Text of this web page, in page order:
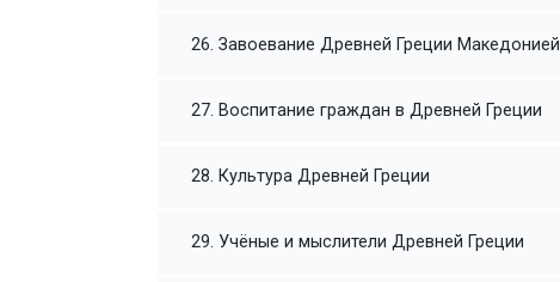
26. Завоевание Древней Греции Македонией
27. Воспитание граждан в Древней Греции
28. Культура Древней Греции
29. Учёные и мыслители Древней Греции